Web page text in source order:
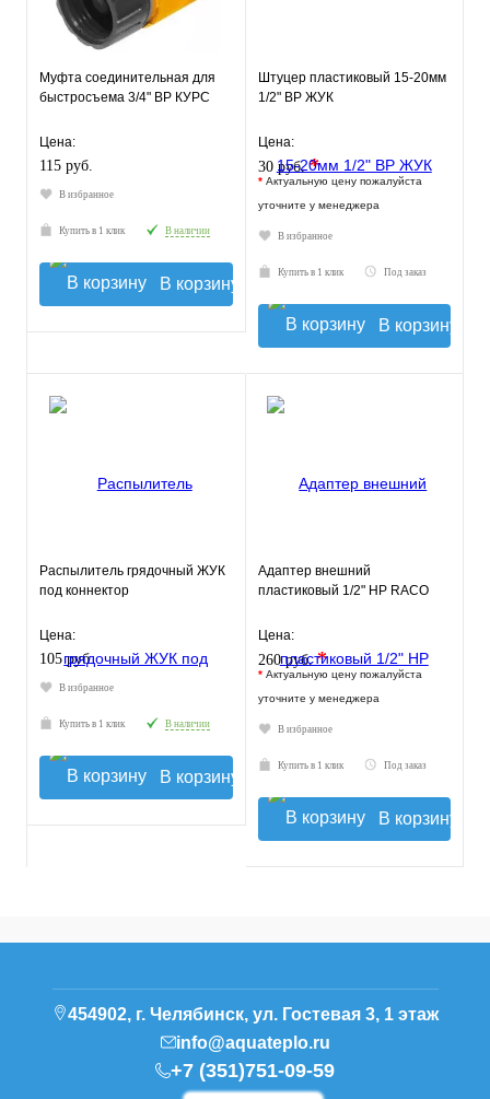
Муфта соединительная для
быстросъема 3/4" ВР КУРС
Цена:
115 руб.
В избранное
Купить в 1 клик В наличии
В корзину
Штуцер пластиковый 15-20мм
1/2" ВР ЖУК
Цена:
30 руб.*
* Актуальную цену пожалуйста
уточните у менеджера
В избранное
Купить в 1 клик Под заказ
В корзину
Распылитель грядочный ЖУК
под коннектор
Цена:
105 руб.
В избранное
Купить в 1 клик В наличии
В корзину
Адаптер внешний
пластиковый 1/2" НР RACO
Цена:
260 руб.*
* Актуальную цену пожалуйста
уточните у менеджера
В избранное
Купить в 1 клик Под заказ
В корзину
454902, г. Челябинск, ул. Гостевая 3, 1 этаж
info@aquateplo.ru
+7 (351)751-09-59